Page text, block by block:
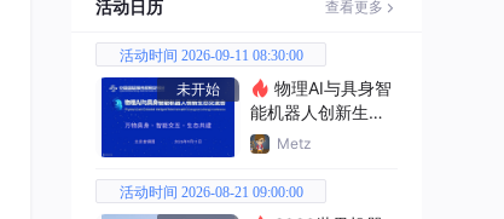
活动日历 查看更多
活动时间 2026-09-11 08:30:00
未开始
能机器人创新生态
交流会
Metz
活动时间 2026-08-21 09:00:00